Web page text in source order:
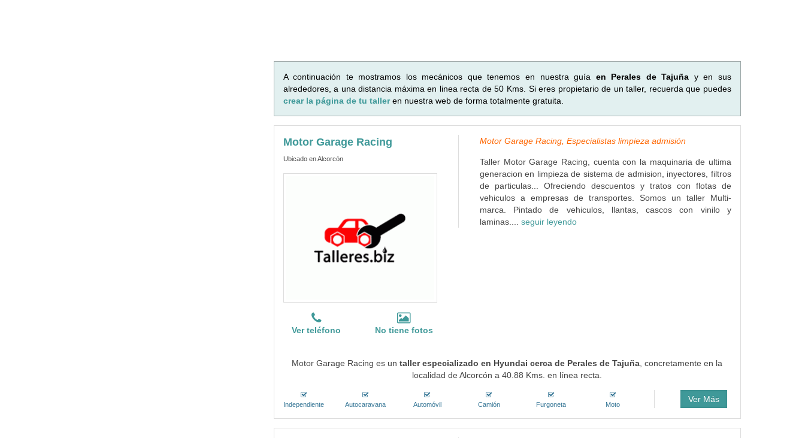
A continuación te mostramos los mecánicos que tenemos en nuestra guía en Perales de Tajuña y en sus
alrededores, a una distancia máxima en linea recta de 50 Kms. Si eres propietario de un taller, recuerda que puedes
crear la página de tu talleren nuestra web de forma totalmente gratuita.
Motor Garage Racing
Ubicado en Alcorcón
Ver teléfono No tiene fotos
Motor Garage Racing, Especialistas limpieza admisión
Taller Motor Garage Racing, cuenta con la maquinaria de ultima
generacion en limpieza de sistema de admision, inyectores, filtros
de particulas... Ofreciendo descuentos y tratos con flotas de
vehiculos a empresas de transportes. Somos un taller Multi-
marca. Pintado de vehiculos, llantas, cascos con vinilo y
laminas.... seguir leyendo
Motor Garage Racing es untaller especializado en Hyundai cerca de Perales de Tajuña , concretamente en la
localidad de Alcorcón a 40.88 Kms. en línea recta.
Independiente Autocaravana Automóvil Camión Furgoneta Moto
Ver Más